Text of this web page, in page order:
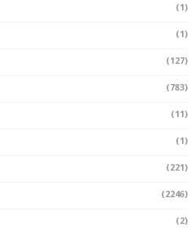
(1)
(1)
(127)
(783)
(11)
(1)
(221)
(2246)
(2)